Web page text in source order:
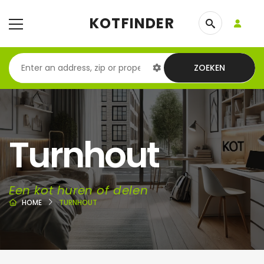
KOTFINDER
ZOEKEN
Turnhout
Een kot huren of delen
HOME TURNHOUT